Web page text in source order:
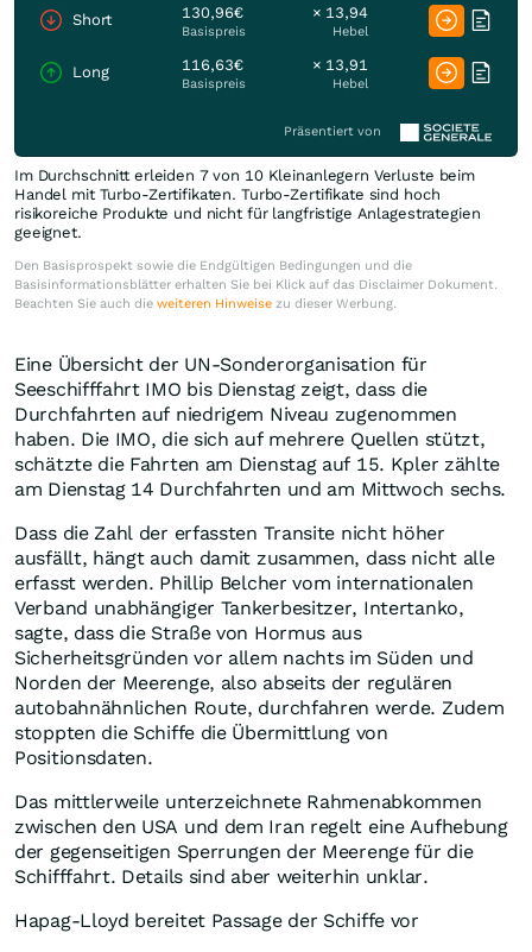
Short 130,96€
Basispreis
× 13,94
Hebel
Long 116,63€
Basispreis
× 13,91
Hebel
Präsentiert von
Im Durchschnitt erleiden 7 von 10 Kleinanlegern Verluste beim
Handel mit Turbo-Zertifikaten. Turbo-Zertifikate sind hoch
risikoreiche Produkte und nicht für langfristige Anlagestrategien
geeignet.
Den Basisprospekt sowie die Endgültigen Bedingungen und die
Basisinformationsblätter erhalten Sie bei Klick auf das Disclaimer Dokument.
Beachten Sie auch die weiteren Hinweise zu dieser Werbung.
Eine Übersicht der UN-Sonderorganisation für
Seeschifffahrt IMO bis Dienstag zeigt, dass die
Durchfahrten auf niedrigem Niveau zugenommen
haben. Die IMO, die sich auf mehrere Quellen stützt,
schätzte die Fahrten am Dienstag auf 15. Kpler zählte
am Dienstag 14 Durchfahrten und am Mittwoch sechs.
Dass die Zahl der erfassten Transite nicht höher
ausfällt, hängt auch damit zusammen, dass nicht alle
erfasst werden. Phillip Belcher vom internationalen
Verband unabhängiger Tankerbesitzer, Intertanko,
sagte, dass die Straße von Hormus aus
Sicherheitsgründen vor allem nachts im Süden und
Norden der Meerenge, also abseits der regulären
autobahnähnlichen Route, durchfahren werde. Zudem
stoppten die Schiffe die Übermittlung von
Positionsdaten.
Das mittlerweile unterzeichnete Rahmenabkommen
zwischen den USA und dem Iran regelt eine Aufhebung
der gegenseitigen Sperrungen der Meerenge für die
Schifffahrt. Details sind aber weiterhin unklar.
Hapag-Lloyd bereitet Passage der Schiffe vor